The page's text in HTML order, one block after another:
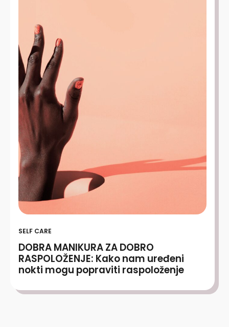
SELF CARE
DOBRA MANIKURA ZA DOBRO
RASPOLOŽENJE: Kako nam uređeni
nokti mogu popraviti raspoloženje